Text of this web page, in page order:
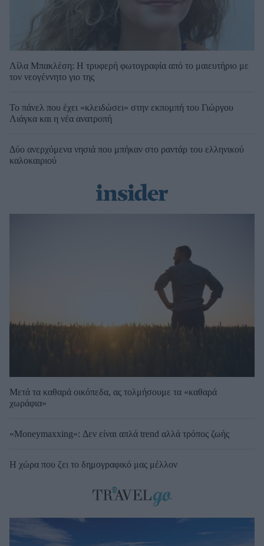
Λίλα Μπακλέση: Η τρυφερή φωτογραφία από το μαιευτήριο με
τον νεογέννητο γιο της
Το πάνελ που έχει «κλειδώσει» στην εκπομπή του Γιώργου
Λιάγκα και η νέα ανατροπή
Δύο ανερχόμενα νησιά που μπήκαν στο ραντάρ του ελληνικού
καλοκαιριού
Μετά τα καθαρά οικόπεδα, ας τολμήσουμε τα «καθαρά
χωράφια»
«Moneymaxxing»: Δεν είναι απλά trend αλλά τρόπος ζωής
Η χώρα που ζει το δημογραφικό μας μέλλον